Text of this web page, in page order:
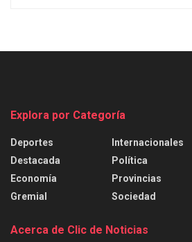
Explora por Categoría
Deportes
Destacada
Economía
Gremial
Internacionales
Política
Provincias
Sociedad
Acerca de Clic de Noticias